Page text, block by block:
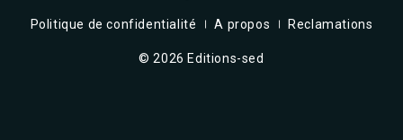
Politique de confidentialité A propos Reclamations
© 2026 Editions-sed